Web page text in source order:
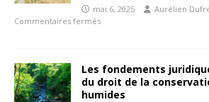
mai 6, 2025
Aurélien
Commentaires fermés
Les fondements
du droit de la
humides